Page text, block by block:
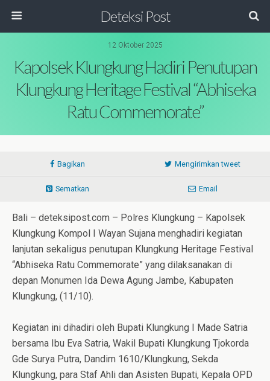
Deteksi Post
12 Oktober 2025
Kapolsek Klungkung Hadiri Penutupan
Klungkung Heritage Festival “Abhiseka
Ratu Commemorate”
Bagikan Mengirimkan tweet
Sematkan Email
Bali – deteksipost.com – Polres Klungkung – Kapolsek
Klungkung Kompol I Wayan Sujana menghadiri kegiatan
lanjutan sekaligus penutupan Klungkung Heritage Festival
“Abhiseka Ratu Commemorate” yang dilaksanakan di
depan Monumen Ida Dewa Agung Jambe, Kabupaten
Klungkung, (11/10).
Kegiatan ini dihadiri oleh Bupati Klungkung I Made Satria
bersama Ibu Eva Satria, Wakil Bupati Klungkung Tjokorda
Gde Surya Putra, Dandim 1610/Klungkung, Sekda
Klungkung, para Staf Ahli dan Asisten Bupati, Kepala OPD